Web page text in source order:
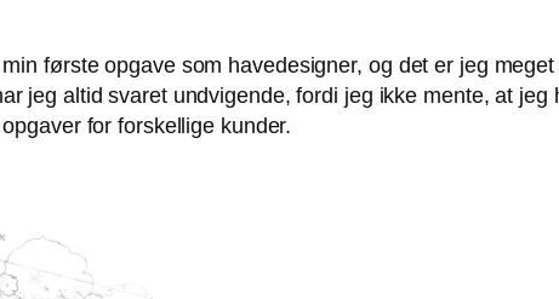
første opgave som havedesigner, og det er jeg
jeg altid svaret undvigende, fordi jeg ikke mente, at
for forskellige kunder.